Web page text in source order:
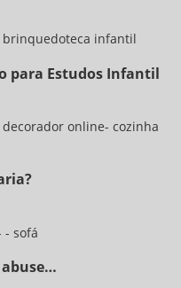
para Estudos Infantil
abuse…